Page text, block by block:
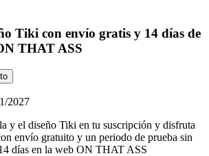
Tiki con envío gratis y 14 días de
THAT ASS
2027
y el diseño Tiki en tu suscripción y disfruta
envío gratuito y un periodo de prueba sin
días en la web ON THAT ASS